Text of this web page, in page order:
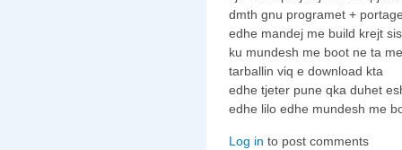
dmth gnu programet +
edhe mandej me build krejt
ku mundesh me boot ne ta
tarballin viq e download kta
edhe tjeter pune qka duhet
edhe lilo edhe mundesh me
Log in to post comments